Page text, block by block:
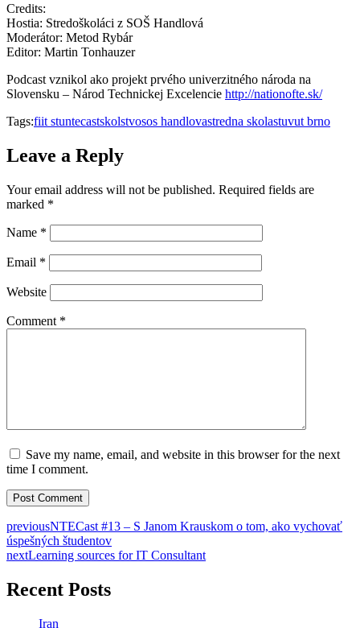
Credits:
Hostia: Stredoškoláci z SOŠ Handlová
Moderátor: Metod Rybár
Editor: Martin Tonhauzer
Podcast vznikol ako projekt prvého univerzitného národa na
Slovensku – Národ Technickej Excelencie http://nationofte.sk/
Tags:fiit stuntecastskolstvosos handlovastredna skolastuvut brno
Leave a Reply
Your email address will not be published. Required fields are
marked *
Name *
Email *
Website
Comment *
Save my name, email, and website in this browser for the next
time I comment.
previousNTECast #13 – S Janom Krauskom o tom, ako vychovať
úspešných študentov
nextLearning sources for IT Consultant
Recent Posts
Iran